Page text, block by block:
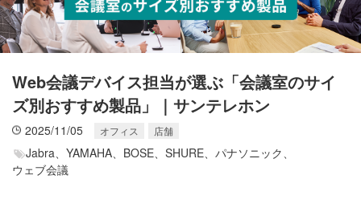
Web会議デバイス担当が選ぶ「会議室のサイ
ズ別おすすめ製品」｜サンテレホン
2025/11/05 オフィス 店舗
Jabra、 YAMAHA、 BOSE、 SHURE、 パナソニック、
ウェブ会議